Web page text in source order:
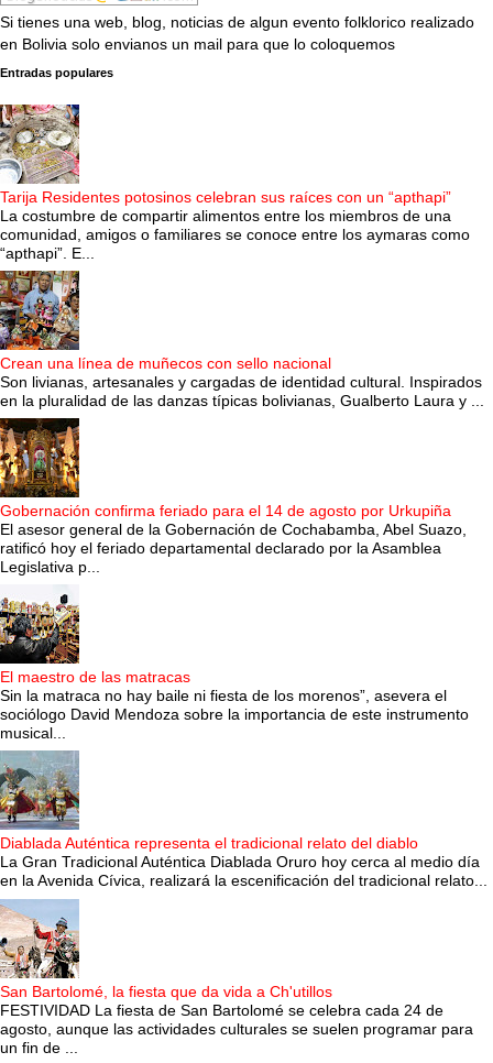
Si tienes una web, blog, noticias de algun evento folklorico realizado
en Bolivia solo envianos un mail para que lo coloquemos
Entradas populares
Tarija Residentes potosinos celebran sus raíces con un “apthapi”
La costumbre de compartir alimentos entre los miembros de una
comunidad, amigos o familiares se conoce entre los aymaras como
“apthapi”. E...
Crean una línea de muñecos con sello nacional
Son livianas, artesanales y cargadas de identidad cultural. Inspirados
en la pluralidad de las danzas típicas bolivianas, Gualberto Laura y ...
Gobernación confirma feriado para el 14 de agosto por Urkupiña
El asesor general de la Gobernación de Cochabamba, Abel Suazo,
ratificó hoy el feriado departamental declarado por la Asamblea
Legislativa p...
El maestro de las matracas
Sin la matraca no hay baile ni fiesta de los morenos”, asevera el
sociólogo David Mendoza sobre la importancia de este instrumento
musical...
Diablada Auténtica representa el tradicional relato del diablo
La Gran Tradicional Auténtica Diablada Oruro hoy cerca al medio día
en la Avenida Cívica, realizará la escenificación del tradicional relato...
San Bartolomé, la fiesta que da vida a Ch'utillos
FESTIVIDAD La fiesta de San Bartolomé se celebra cada 24 de
agosto, aunque las actividades culturales se suelen programar para
un fin de ...